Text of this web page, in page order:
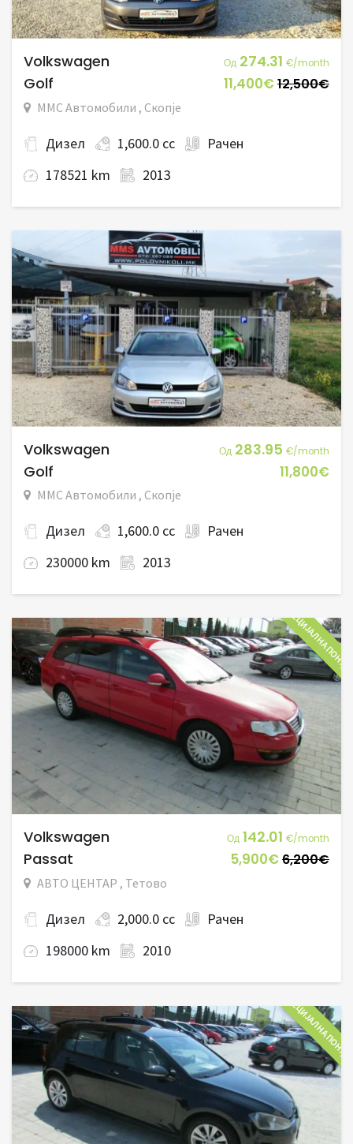
Volkswagen Од 274.31 €/month
Golf 11,400€12,500€
ММС Автомобили , Скопје
Дизел 1,600.0 cc
Рачен
178521 km
2013
Volkswagen Од 283.95 €/month
Golf 11,800€
ММС Автомобили , Скопје
Дизел 1,600.0 cc
Рачен
230000 km
2013
СПЕЦИЈАЛНА
Volkswagen Од 142.01 €/month
Passat 5,900€6,200€
АВТО ЦЕНТАР , Тетово
Дизел 2,000.0 cc
Рачен
198000 km
2010
СПЕЦИЈАЛНА